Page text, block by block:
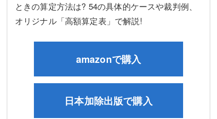
ときの算定方法は? 54の具体的ケースや裁判例、
オリジナル「高額算定表」で解説!
日本加除出版で購入
amazonで購入